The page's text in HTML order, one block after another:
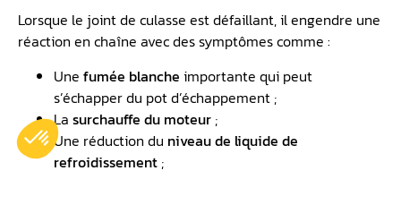
Lorsque le joint de culasse est défaillant, il engendre une
réaction en chaîne avec des symptômes comme :
Une fumée blanche importante qui peut
s’échapper du pot d’échappement ;
La surchauffe du moteur ;
Une réduction du niveau de liquide de
refroidissement ;